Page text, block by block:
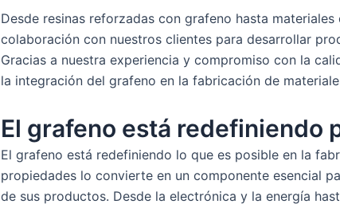
Desde resinas reforzadas con grafeno hasta
colaboración con nuestros clientes para desarrollar
Gracias a nuestra experiencia y compromiso con la
la integración del grafeno en la fabricación de
El grafeno está redefiniendo
El grafeno está redefiniendo lo que es posible en la
propiedades lo convierte en un componente esencial
de sus productos. Desde la electrónica y la energía